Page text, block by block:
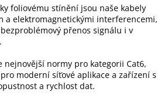
foliovému stínění jsou naše kabely
a elektromagnetickými interferencemi,
přenos signálu i v
nejnovější normy pro kategorii Cat6,
moderní síťové aplikace a zařízení s
a rychlost dat.